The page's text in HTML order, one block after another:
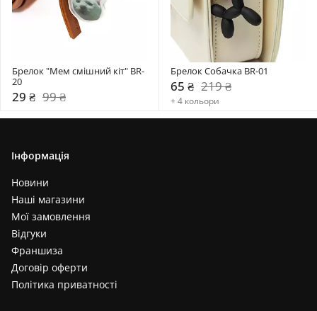
Брелок "Мем смішний кіт" BR-
20
29 ₴ 99 ₴
Брелок Собачка BR-01
65 ₴ 219 ₴
+ 4 кольори
Інформація
Новини
Наші магазини
Мої замовлення
Відгуки
Франшиза
Договір оферти
Політика приватності